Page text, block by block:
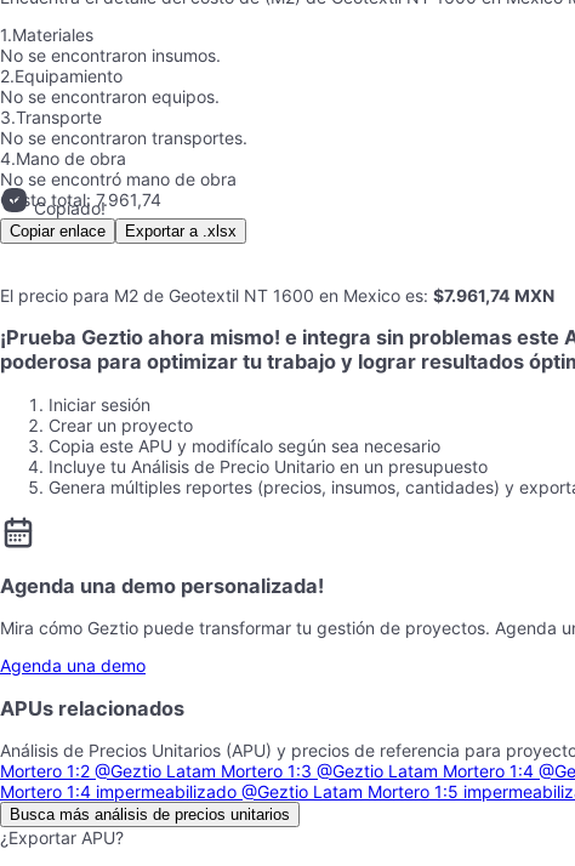
1.Materiales
No se encontraron insumos.
2.Equipamiento
No se encontraron equipos.
3.Transporte
No se encontraron transportes.
4.Mano de obra
No se encontró mano de obra
Costo total: 7.961,74
Copiado!
Copiar enlace Exportar a .xlsx
El precio para M2 de Geotextil NT 1600 en Mexico es: $7.961,74 MXN
¡Prueba Geztio ahora mismo! e integra sin problemas
poderosa para optimizar tu trabajo y lograr resultados
Iniciar sesión
Crear un proyecto
Copia este APU y modifícalo según sea necesario
Incluye tu Análisis de Precio Unitario en un presupuesto
Genera múltiples reportes (precios, insumos, cantidades) y
Agenda una demo personalizada!
Mira cómo Geztio puede transformar tu gestión de proyectos. Agenda
Agenda una demo
APUs relacionados
Análisis de Precios Unitarios (APU) y precios de referencia para
Mortero 1:2 @Geztio Latam Mortero 1:3 @Geztio Latam Mortero 1:4
Mortero 1:4 impermeabilizado @Geztio Latam Mortero 1:5
Busca más análisis de precios unitarios
¿Exportar APU?